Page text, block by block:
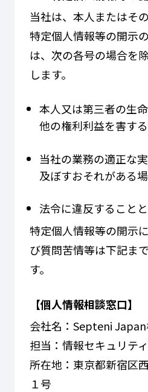
当社は、本人またはそ
特定個人情報等の開示
は、次の各号の場合を
します。
本人又は第三者の生
他の権利利益を害す
当社の業務の適正な
及ぼすおそれがある
法令に違反すること
特定個人情報等の開示
び質問苦情等は下記ま
す。
【個人情報相談窓口】
会社名：Septeni
担当：情報セキュリテ
所在地：東京都新宿区
１号